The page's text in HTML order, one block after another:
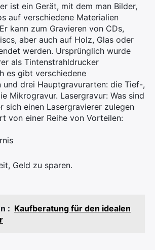
ist ein Gerät, mit dem man Bilder,
auf verschiedene Materialien
kann zum Gravieren von CDs,
aber auch auf Holz, Glas oder
werden. Ursprünglich wurde
als Tintenstrahldrucker
es gibt verschiedene
und drei Hauptgravurarten: die Tief-,
Mikrogravur. Lasergravur: Was sind
sich einen Lasergravierer zulegen
von einer Reihe von Vorteilen:
Geld zu sparen.
: Kaufberatung für den idealen